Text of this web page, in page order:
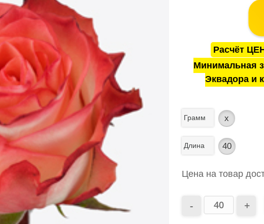
Расчёт
Минимальная
Эквадора и
Грамм x
Длина 40
Цена на товар